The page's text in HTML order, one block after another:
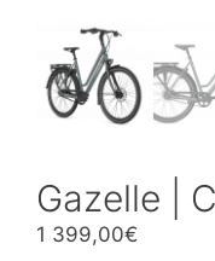
Gazelle |
1 399,00€